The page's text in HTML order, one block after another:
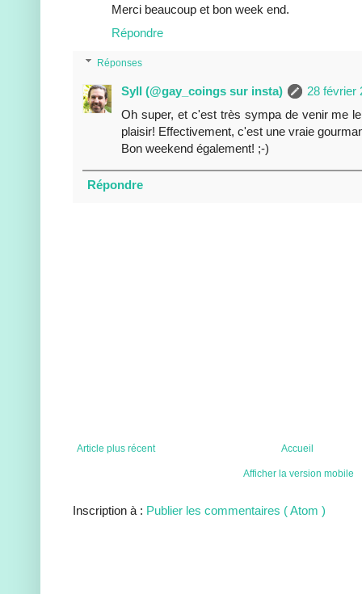
Merci beaucoup et bon week end.
Répondre
Réponses
Syll (@gay_coings sur insta)
28 février
Oh super, et c'est très sympa de venir me
plaisir! Effectivement, c'est une vraie
Bon weekend également! ;-)
Répondre
Article plus récent Accueil
Afficher la version mobile
Inscription à : Publier les commentaires ( Atom )